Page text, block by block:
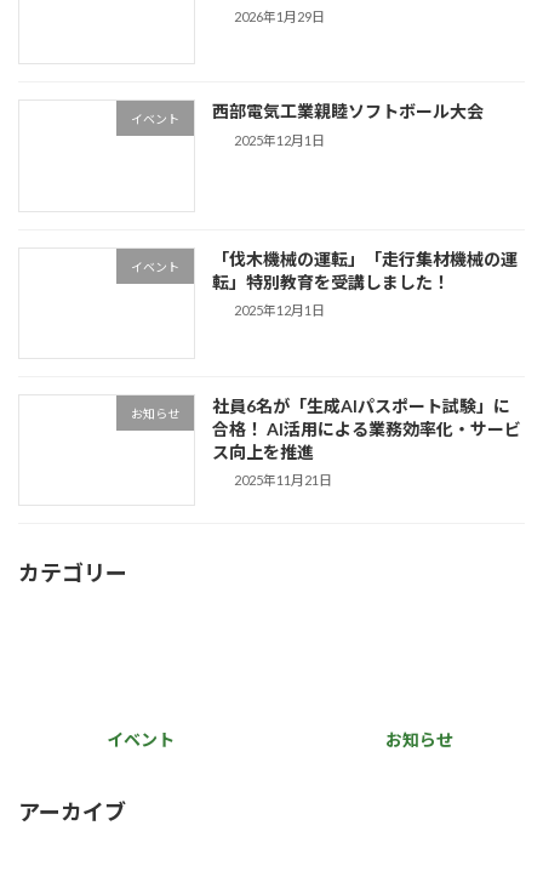
2026年1月29日
イベント 西部電気工業親睦ソフトボール大会
2025年12月1日
イベント
「伐木機械の運転」「走行集材機械の運
転」特別教育を受講しました！
2025年12月1日
お知らせ
社員6名が「生成AIパスポート試験」に
合格！ AI活用による業務効率化・サービ
ス向上を推進
2025年11月21日
カテゴリー
イベント お知らせ
アーカイブ